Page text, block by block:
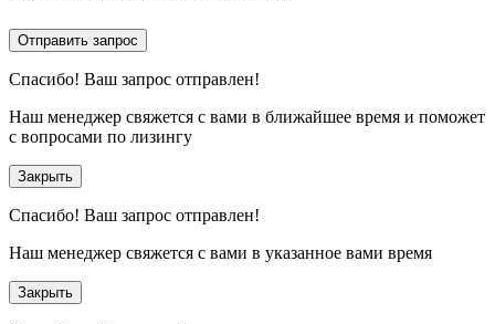
Отправить запрос
Спасибо! Ваш запрос отправлен!
Наш менеджер свяжется с вами в ближайшее время и поможет
с вопросами по лизингу
Закрыть
Спасибо! Ваш запрос отправлен!
Наш менеджер свяжется с вами в указанное вами время
Закрыть